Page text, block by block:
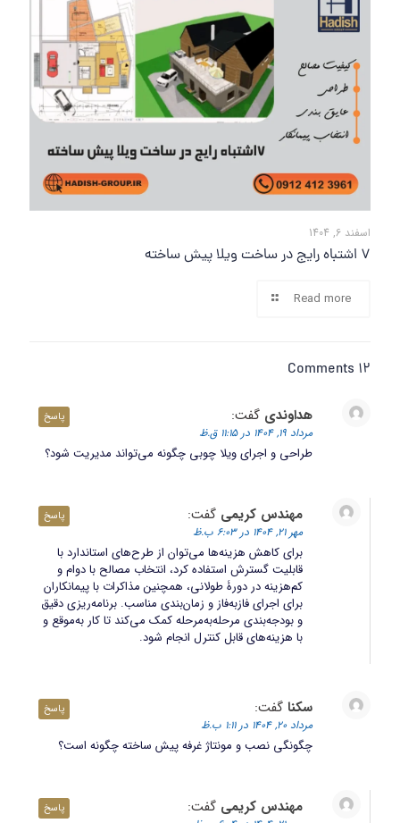
اسفند 6, 1404
7 اشتباه رایج در ساخت ویلا پیش ساخته
Read more
12 Comments
هداوندی گفت:
مرداد 19, 1404 در 11:15 ق.ظ
طراحی و اجرای ویلا چوبی چگونه می‌تواند مدیریت شود؟
پاسخ
مهندس کریمی گفت:
مهر 21, 1404 در 6:03 ب.ظ
برای کاهش هزینه‌ها می‌توان از طرح‌های استاندارد با
قابلیت گسترش استفاده کرد، انتخاب مصالح با دوام و
کم‌هزینه در دورۀ طولانی، همچنین مذاکرات با پیمانکاران
برای اجرای فازبه‌فاز و زمان‌بندی مناسب. برنامه‌ریزی دقیق
و بودجه‌بندی مرحله‌به‌مرحله کمک می‌کند تا کار به‌موقع و
با هزینه‌های قابل کنترل انجام شود.
پاسخ
سکنا گفت:
مرداد 20, 1404 در 1:11 ب.ظ
چگونگی نصب و مونتاژ غرفه پیش ساخته چگونه است؟
پاسخ
مهندس کریمی گفت: پاسخ